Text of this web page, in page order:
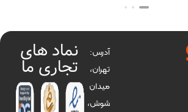
بستن
آدرس:
تهران،
میدان
شوش،
نماد های
تجاری ما